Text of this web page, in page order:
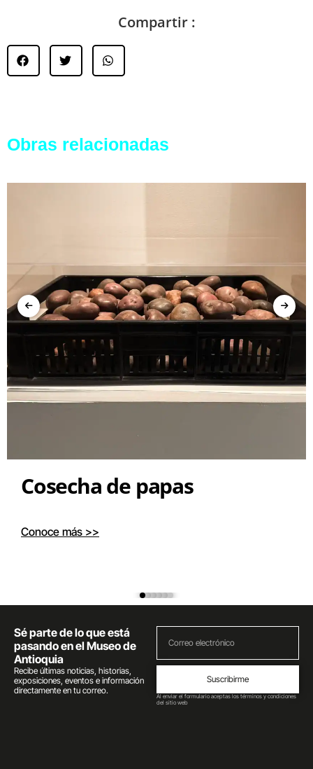
Compartir :
Obras relacionadas
Cosecha de papas
Conoce más >>
Sé parte de lo que está
pasando en el Museo de
Antioquia
Recibe últimas noticias, historias,
exposiciones, eventos e información
directamente en tu correo.
Suscribirme
Al enviar el formulario aceptas los términos y condiciones
del sitio web